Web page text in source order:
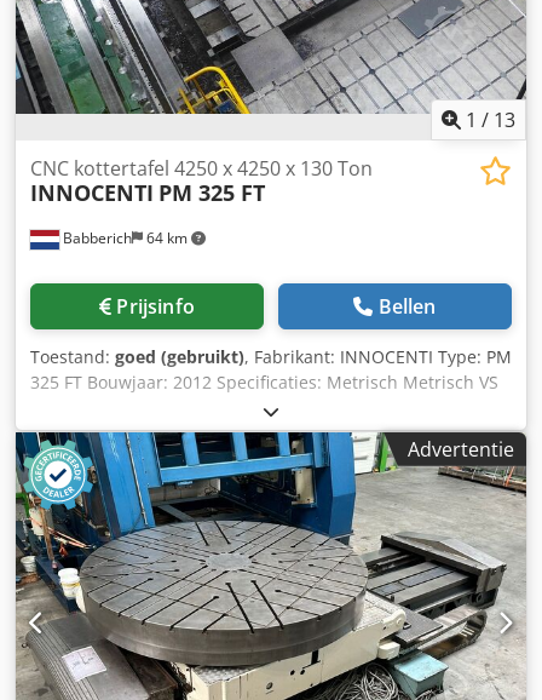
1 / 13
Babberich 64 km
CNC kottertafel 4250 x 4250 x 130 Ton
INNOCENTI PM 325 FT
Prijsinfo Bellen
Toestand: goed (gebruikt), Fabrikant: INNOCENTI Type: PM
325 FT Bouwjaar: 2012 Specificaties: Metrisch Metrisch VS
standaard Lengte tafel 4250 mm Tafelbreedte 4250 mm
Tafelbelasting 130.000 V-as voeding 3000 mm B-as rotatie
360.000 ° Hoge snelheid rotatie B-as 0,16 - 34,5 omw/min.
Codpfx Aijtwllfsijrf Afmetingen (schatting) lengte 8000 mm
breedte 4250 mm Hoogte 2000 mm gewicht 62500 kg Let
op: De informatie op deze pagina wordt te goeder trouw
en naar beste weten verstrekt en is waar mogelijk
verkregen van de fabrikant, maar de nauwkeurigheid kan
niet worden gegarandeerd. De nauwkeurigheid kan echter
niet worden gegarandeerd. Dienovereenkomstig vormt het
geen vertegenwoordiging of contract en we raden u aan
alle relevante details te controleren.
Advertentie